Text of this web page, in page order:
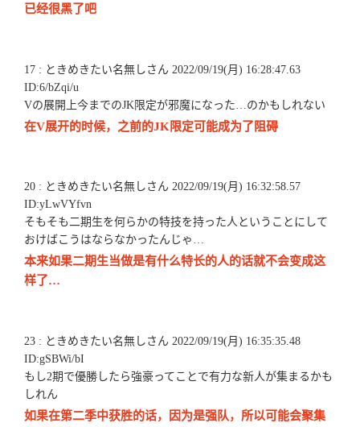
已经很黑了吧
17 : ときめきたい名無しさん 2022/09/19(月) 16:28:47.63
ID:6/bZqi/u
Vの展開上今までのJK限定が邪魔になった…のかもしれない
在V展开的时候，之前的JK限定可能成为了阻碍
20 : ときめきたい名無しさん 2022/09/19(月) 16:32:58.57
ID:yLwVYfvn
そもそも二期生を何らかの特技を持った人ということにして
おけばこうはならなかったんじゃ…
本来如果二期生当做是有什么特长的人的话就不会变成这
样了…
23 : ときめきたい名無しさん 2022/09/19(月) 16:35:35.48
ID:gSBWi/bI
もし2期で優勝したら強豪ってことで有力な新人が集まるかも
しれん
如果在第二季中获胜的话，因为是强队，所以可能会聚集